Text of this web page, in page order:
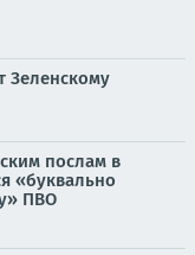
Зеленскому
послам в
«буквально
ПВО